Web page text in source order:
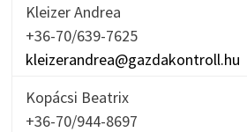
Kleizer Andrea
+36-70/639-7625
kleizerandrea@gazdakontroll.hu
Kopácsi Beatrix
+36-70/944-8697